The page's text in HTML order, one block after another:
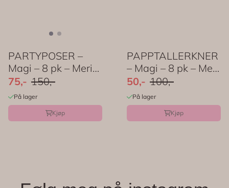
PARTYPOSER –
Magi – 8 pk – Meri
Meri
75,- 150,-
På lager
Kjøp
PAPPTALLERKNER
– Magi – 8 pk – Meri
Meri
50,- 100,-
På lager
Kjøp